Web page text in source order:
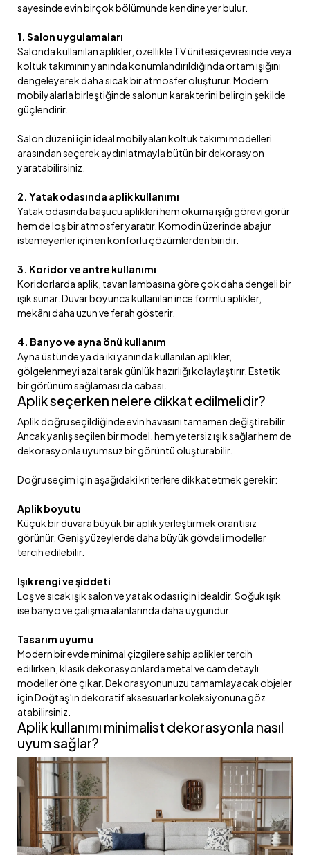
sayesinde evin birçok bölümünde kendine yer bulur.
1. Salon uygulamaları
Salonda kullanılan aplikler, özellikle TV ünitesi çevresinde veya
koltuk takımının yanında konumlandırıldığında ortam ışığını
dengeleyerek daha sıcak bir atmosfer oluşturur. Modern
mobilyalarla birleştiğinde salonun karakterini belirgin şekilde
güçlendirir.
Salon düzeni için ideal mobilyaları koltuk takımı modelleri
arasından seçerek aydınlatmayla bütün bir dekorasyon
yaratabilirsiniz.
2. Yatak odasında aplik kullanımı
Yatak odasında başucu aplikleri hem okuma ışığı görevi görür
hem de loş bir atmosfer yaratır. Komodin üzerinde abajur
istemeyenler için en konforlu çözümlerden biridir.
3. Koridor ve antre kullanımı
Koridorlarda aplik, tavan lambasına göre çok daha dengeli bir
ışık sunar. Duvar boyunca kullanılan ince formlu aplikler,
mekânı daha uzun ve ferah gösterir.
4. Banyo ve ayna önü kullanım
Ayna üstünde ya da iki yanında kullanılan aplikler,
gölgelenmeyi azaltarak günlük hazırlığı kolaylaştırır. Estetik
bir görünüm sağlaması da cabası.
Aplik seçerken nelere dikkat edilmelidir?
Aplik doğru seçildiğinde evin havasını tamamen değiştirebilir.
Ancak yanlış seçilen bir model, hem yetersiz ışık sağlar hem de
dekorasyonla uyumsuz bir görüntü oluşturabilir.
Doğru seçim için aşağıdaki kriterlere dikkat etmek gerekir:
Aplik boyutu
Küçük bir duvara büyük bir aplik yerleştirmek orantısız
görünür. Geniş yüzeylerde daha büyük gövdeli modeller
tercih edilebilir.
Işık rengi ve şiddeti
Loş ve sıcak ışık salon ve yatak odası için idealdir. Soğuk ışık
ise banyo ve çalışma alanlarında daha uygundur.
Tasarım uyumu
Modern bir evde minimal çizgilere sahip aplikler tercih
edilirken, klasik dekorasyonlarda metal ve cam detaylı
modeller öne çıkar. Dekorasyonunuzu tamamlayacak objeler
için Doğtaş’ın dekoratif aksesuarlar koleksiyonuna göz
atabilirsiniz.
Aplik kullanımı minimalist dekorasyonla nasıl
uyum sağlar?